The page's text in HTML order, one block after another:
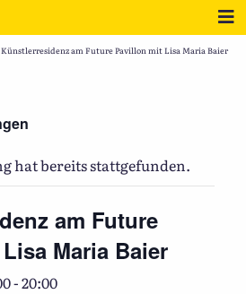
Künstlerresidenz am Future Pavillon mit Lisa Maria Baier
hat bereits stattgefunden.
am Future
Maria Baier
-20:00